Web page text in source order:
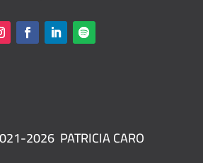
2026 PATRICIA CARO